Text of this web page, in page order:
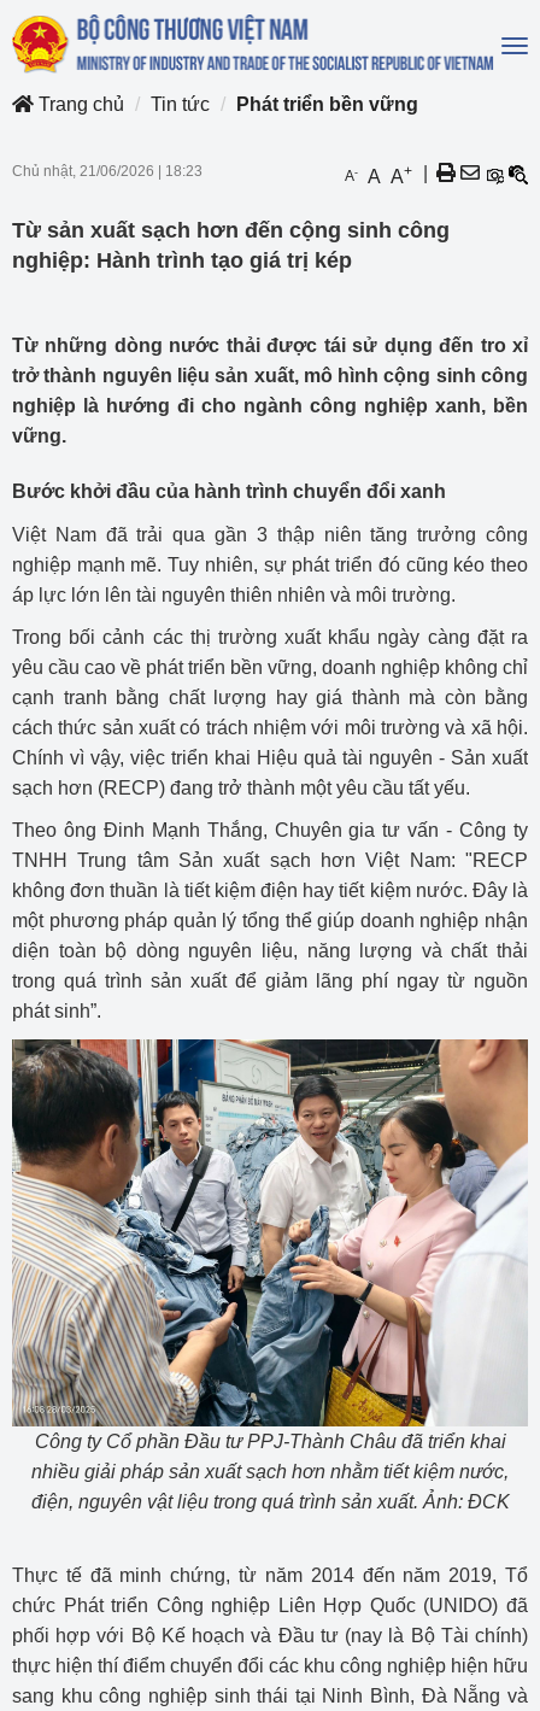
Trang chủ
Tin tức Phát triển bền vững
Chủ nhật, 21/06/2026 18:23 A- A A+
Từ sản xuất sạch hơn đến cộng sinh công
nghiệp: Hành trình tạo giá trị kép
Từ những dòng nước thải được tái sử dụng đến tro xỉ
trở thành nguyên liệu sản xuất, mô hình cộng sinh công
nghiệp là hướng đi cho ngành công nghiệp xanh, bền
vững.
Bước khởi đầu của hành trình chuyển đổi xanh
Việt Nam đã trải qua gần 3 thập niên tăng trưởng công
nghiệp mạnh mẽ. Tuy nhiên, sự phát triển đó cũng kéo theo
áp lực lớn lên tài nguyên thiên nhiên và môi trường.
Trong bối cảnh các thị trường xuất khẩu ngày càng đặt ra
yêu cầu cao về phát triển bền vững, doanh nghiệp không chỉ
cạnh tranh bằng chất lượng hay giá thành mà còn bằng
cách thức sản xuất có trách nhiệm với môi trường và xã hội.
Chính vì vậy, việc triển khai Hiệu quả tài nguyên - Sản xuất
sạch hơn (RECP) đang trở thành một yêu cầu tất yếu.
Theo ông Đinh Mạnh Thắng, Chuyên gia tư vấn - Công ty
TNHH Trung tâm Sản xuất sạch hơn Việt Nam: "RECP
không đơn thuần là tiết kiệm điện hay tiết kiệm nước. Đây là
một phương pháp quản lý tổng thể giúp doanh nghiệp nhận
diện toàn bộ dòng nguyên liệu, năng lượng và chất thải
trong quá trình sản xuất để giảm lãng phí ngay từ nguồn
phát sinh”.
Công ty Cổ phần Đầu tư PPJ-Thành Châu đã triển khai
nhiều giải pháp sản xuất sạch hơn nhằm tiết kiệm nước,
điện, nguyên vật liệu trong quá trình sản xuất. Ảnh: ĐCK
Thực tế đã minh chứng, từ năm 2014 đến năm 2019, Tổ
chức Phát triển Công nghiệp Liên Hợp Quốc (UNIDO) đã
phối hợp với Bộ Kế hoạch và Đầu tư (nay là Bộ Tài chính)
thực hiện thí điểm chuyển đổi các khu công nghiệp hiện hữu
sang khu công nghiệp sinh thái tại Ninh Bình, Đà Nẵng và